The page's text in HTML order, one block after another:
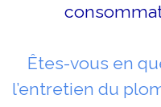
Êtes-vous en
l’entretien du